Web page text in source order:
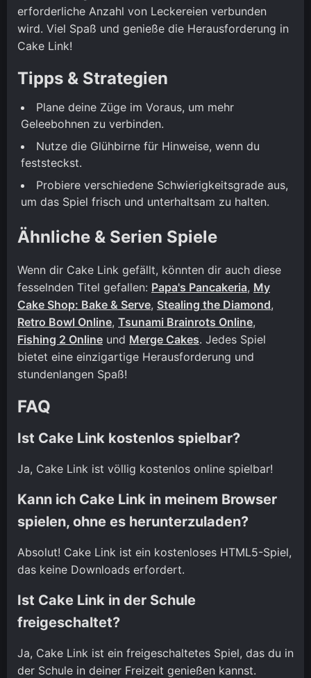
erforderliche Anzahl von Leckereien verbunden
wird. Viel Spaß und genieße die Herausforderung in
Cake Link!
Tipps & Strategien
Plane deine Züge im Voraus, um mehr
Geleebohnen zu verbinden.
Nutze die Glühbirne für Hinweise, wenn du
feststeckst.
Probiere verschiedene Schwierigkeitsgrade aus,
um das Spiel frisch und unterhaltsam zu halten.
Ähnliche & Serien Spiele
Wenn dir Cake Link gefällt, könnten dir auch diese
fesselnden Titel gefallen: Papa's Pancakeria, My
Cake Shop: Bake & Serve, Stealing the Diamond,
Retro Bowl Online, Tsunami Brainrots Online,
Fishing 2 Online und Merge Cakes. Jedes Spiel
bietet eine einzigartige Herausforderung und
stundenlangen Spaß!
FAQ
Ist Cake Link kostenlos spielbar?
Ja, Cake Link ist völlig kostenlos online spielbar!
Kann ich Cake Link in meinem Browser
spielen, ohne es herunterzuladen?
Absolut! Cake Link ist ein kostenloses HTML5-Spiel,
das keine Downloads erfordert.
Ist Cake Link in der Schule
freigeschaltet?
Ja, Cake Link ist ein freigeschaltetes Spiel, das du in
der Schule in deiner Freizeit genießen kannst.